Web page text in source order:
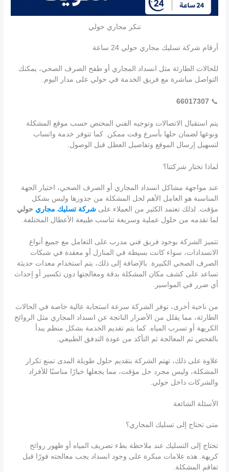
تنكر مجاري حولي
أرقام شركة تسليك مجاري حولي 24 ساعة
للحالات الطارئة مثل انسداد المجاري أو طفح الصرف الصحي، يمكنك
التواصل مباشرة مع فريق الخدمة في حولي على مدار اليوم.
📞
66017307
يتم استقبال الاتصالات وتوجيه الفني المختص حسب موقع المشكلة
ونوعها لضمان حلها بأسرع وقت ممكن. كما تتوفر خدمة واتساب
لتسهيل إرسال الموقع وتفاصيل العطل قبل الوصول.
لماذا تختار شركتنا؟
عند مواجهة مشاكل انسداد المجاري أو الصرف الصحي، اختيار الجهة
المناسبة هو العامل الأهم لحل المشكلة من جذورها وليس بشكل
مؤقت. لذلك تعتمد الكثير من العملاء علىشركة تسليك مجاري حولي
لما تقدمه من حلول عملية وسريعة تناسب طبيعة الأعطال المختلفة.
تتميز الشركة بوجود فريق فني مدرب على التعامل مع جميع أنواع
الانسدادات، سواء كانت بسيطة في المنازل أو معقدة في شبكات
الصرف الصحي الكبيرة. بالإضافة إلى ذلك، يتم استخدام معدات حديثة
تساعد على كشف مكان المشكلة بدقة ومعالجتها دون تكسير أو إحداث
أي ضرر في المواسير.
من ناحية أخرى، توفر الشركة سرعة استجابة عالية خاصة في الحالات
الطارئة، مما يقلل من الأضرار الناتجة عن انسداد المجاري مثل الروائح
الكريهة أو تسرب المياه. كما يتم تقديم الخدمة بشكل منظم يبدأ
بالفحص ثم المعالجة ثم التأكد من عودة التدفق الطبيعي.
علاوة على ذلك، تهتم الشركة بتقديم حلول طويلة المدى تمنع تكرار
المشكلة، وليس مجرد حل مؤقت، مما يجعلها خيارًا مناسبًا للأفراد
والشركات داخل حولي.
الأسئلة الشائعة
متى تحتاج إلى تسليك المجاري؟
تحتاج إلى التسليك عند ملاحظة بطء تصريف المياه أو ظهور روائح
كريهة. هذه علامات مبكرة على وجود انسداد يجب معالجته فورًا قبل
تفاقم المشكلة.